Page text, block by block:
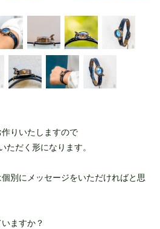
りいたしますので
ただく形になります。
別にメッセージをいただければと思
ますか？